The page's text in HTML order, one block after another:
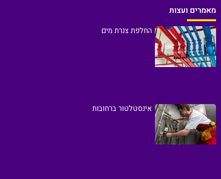
מאמרים ועצות
החלפת צנרת מים
אינסטלטור ברחובות